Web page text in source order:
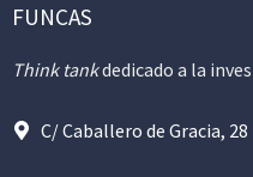
FUNCAS
Think tankdedicado a la
C/ Caballero de Gracia,